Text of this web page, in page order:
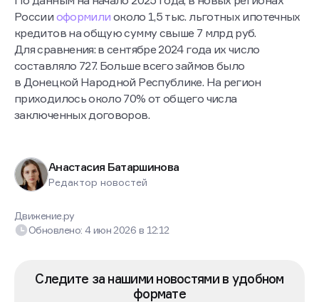
России оформили около 1,5 тыс. льготных ипотечных
кредитов на общую сумму свыше 7 млрд руб.
Для сравнения: в сентябре 2024 года их число
составляло 727. Больше всего займов было
в Донецкой Народной Республике. На регион
приходилось около 70% от общего числа
заключенных договоров.
Анастасия Батаршинова
Редактор новостей
Движение.ру
Обновлено: 4 июн 2026 в 12:12
Следите за нашими новостями в удобном
формате